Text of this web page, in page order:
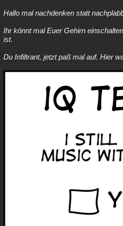
Hallo mal nachdenken statt
Ihr könnt mal Euer Gehirn
ist.
Du Infiltrant, jetzt paß mal auf. Hier